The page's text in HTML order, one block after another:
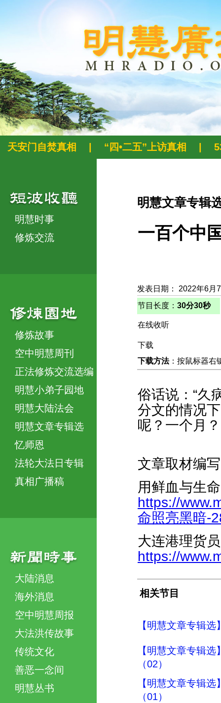
天安门自焚真相 “四•二五”上访真相
明慧时事
修炼交流
修炼故事
空中明慧周刊
正法修炼交流选编
明慧小弟子园地
明慧大陆法会
明慧文章专辑选
忆师恩
法轮大法日专辑
真相广播稿
大陆消息
海外消息
空中明慧周报
大法洪传故事
传统文化
善恶一念间
明慧丛书
明慧文章专辑
一百个中
发表日期： 2022年6月
节目长度： 30分30秒
在线收听
下载
下载方法：按鼠标器右
俗话说：“久
分文的情况
呢？一个月
文章取材编
用鲜血与生
https://
命照亮黑暗-
大连港理货
https://
相关节目
【明慧文章专辑
【明慧文章专辑
（02）
【明慧文章专辑
（01）